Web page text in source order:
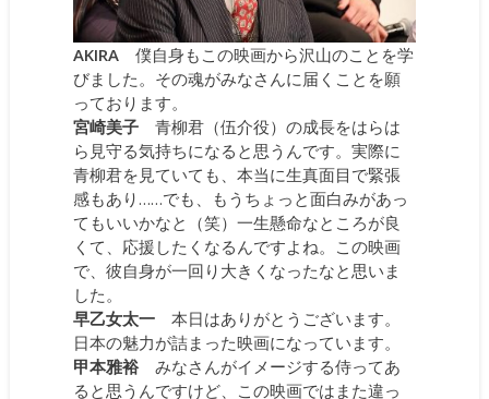
AKIRA 僕自身もこの映画から沢山のことを学
びました。その魂がみなさんに届くことを願
っております。
宮崎美子 青柳君（伍介役）の成長をはらは
ら見守る気持ちになると思うんです。実際に
青柳君を見ていても、本当に生真面目で緊張
感もあり……でも、もうちょっと面白みがあっ
てもいいかなと（笑）一生懸命なところが良
くて、応援したくなるんですよね。この映画
で、彼自身が一回り大きくなったなと思いま
した。
早乙女太一 本日はありがとうございます。
日本の魅力が詰まった映画になっています。
甲本雅裕みなさんがイメージする侍ってあ
ると思うんですけど、この映画ではまた違っ